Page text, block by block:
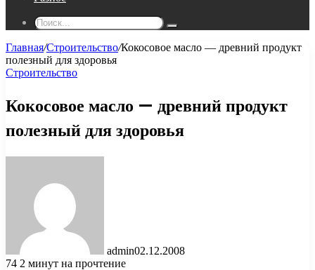
Поиск...
Главная/Строительство/Кокосовое масло — древний продукт
полезный для здоровья
Строительство
Кокосовое масло — древний продукт
полезный для здоровья
admin02.12.2008
74 2 минут на прочтение